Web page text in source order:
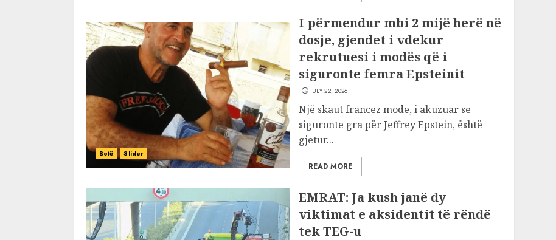
Botë Slider
I përmendur mbi 2 mijë herë në
dosje, gjendet i vdekur
rekrutuesi i modës që i
siguronte femra Epsteinit
JULY 22, 2026
Një skaut francez mode, i akuzuar se
siguronte gra për Jeffrey Epstein, është
gjetur...
READ MORE
EMRAT: Ja kush janë dy
viktimat e aksidentit të rëndë
tek TEG-u